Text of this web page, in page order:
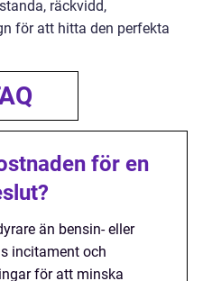
räckvidd,
för att hitta den perfekta
för en
än bensin- eller
incitament och
för att minska